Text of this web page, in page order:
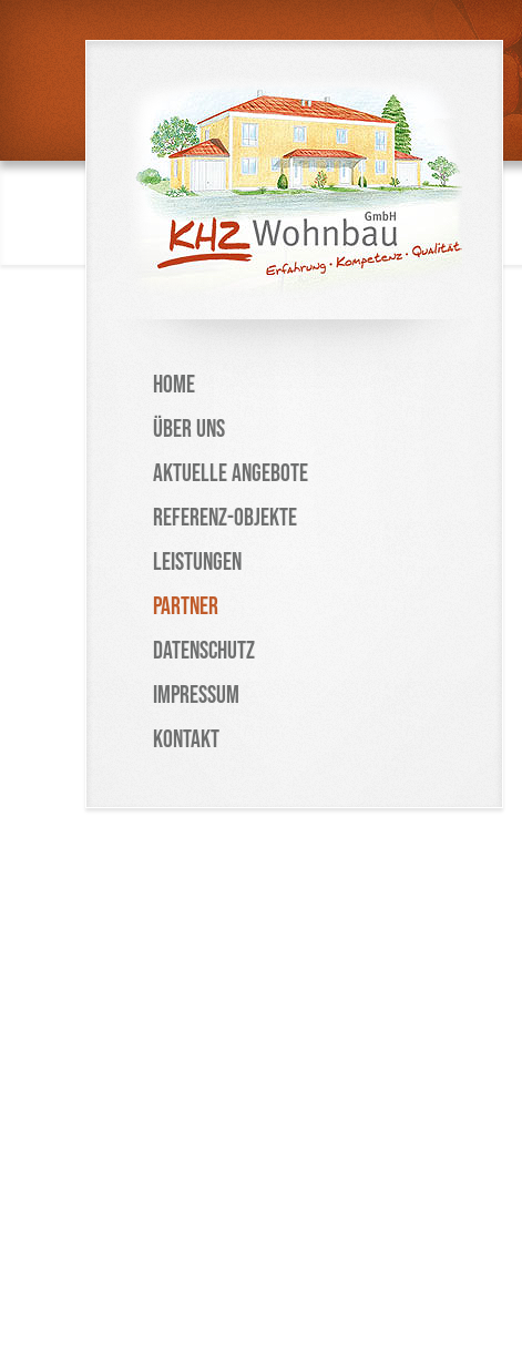
Home
Über uns
Aktuelle Angebote
Referenz-Objekte
Leistungen
Partner
Datenschutz
Impressum
Kontakt